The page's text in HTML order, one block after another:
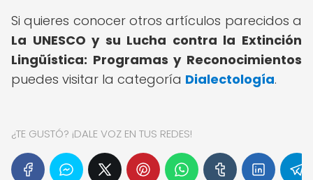
Si quieres conocer otros artículos parecidos a
La UNESCO y su Lucha contra la Extinción
Lingüística: Programas y Reconocimientos
puedes visitar la categoría Dialectología.
¿TE GUSTÓ? ¡DALE VOZ EN TUS REDES!